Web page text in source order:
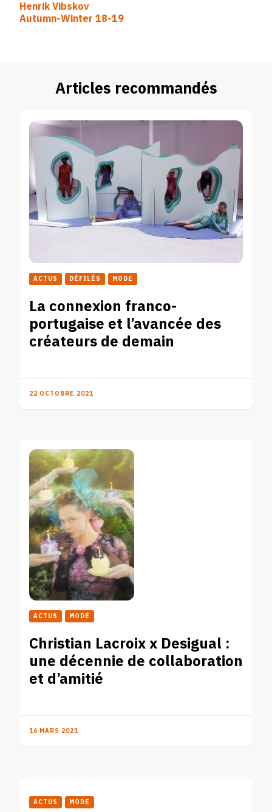
d’article
Henrik Vibskov
Autumn-Winter 18-19
Articles recommandés
ACTUS DÉFILÉS MODE
La connexion franco-
portugaise et l’avancée des
créateurs de demain
22 OCTOBRE 2021
ACTUS MODE
Christian Lacroix x Desigual :
une décennie de collaboration
et d’amitié
16 MARS 2021
ACTUS MODE